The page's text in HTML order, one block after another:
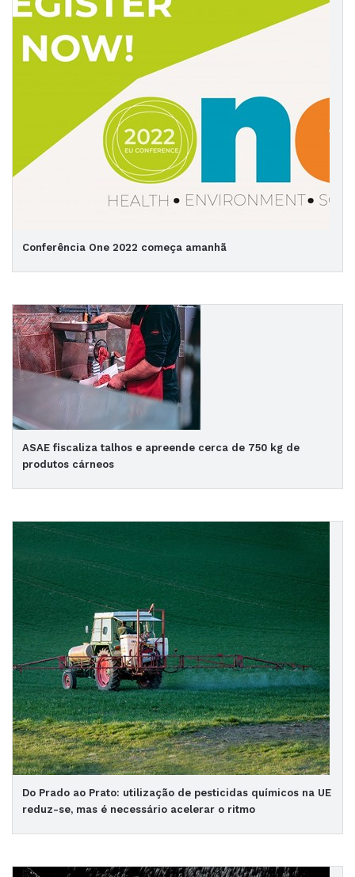
Conferência One 2022 começa amanhã
ASAE fiscaliza talhos e apreende cerca de 750 kg de
produtos cárneos
Do Prado ao Prato: utilização de pesticidas químicos na UE
reduz-se, mas é necessário acelerar o ritmo